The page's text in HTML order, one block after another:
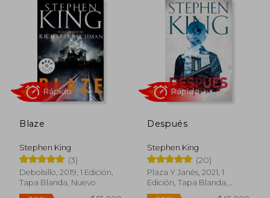
30%
dcto. $ 48.300
30%
dcto.
Blaze
Stephen King
(3)
Debolsillo, 2019, 1 Edición,
Tapa Blanda, Nuevo
Después
Stephen King
(20)
Plaza Y Janés, 2021, 1
Edición, Tapa Blanda,
Nuevo